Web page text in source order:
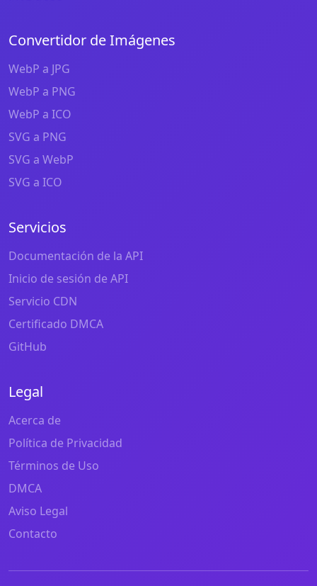
Convertidor de Imágenes
WebP a JPG
WebP a PNG
WebP a ICO
SVG a PNG
SVG a WebP
SVG a ICO
Servicios
Documentación de la API
Inicio de sesión de API
Servicio CDN
Certificado DMCA
GitHub
Legal
Acerca de
Política de Privacidad
Términos de Uso
DMCA
Aviso Legal
Contacto